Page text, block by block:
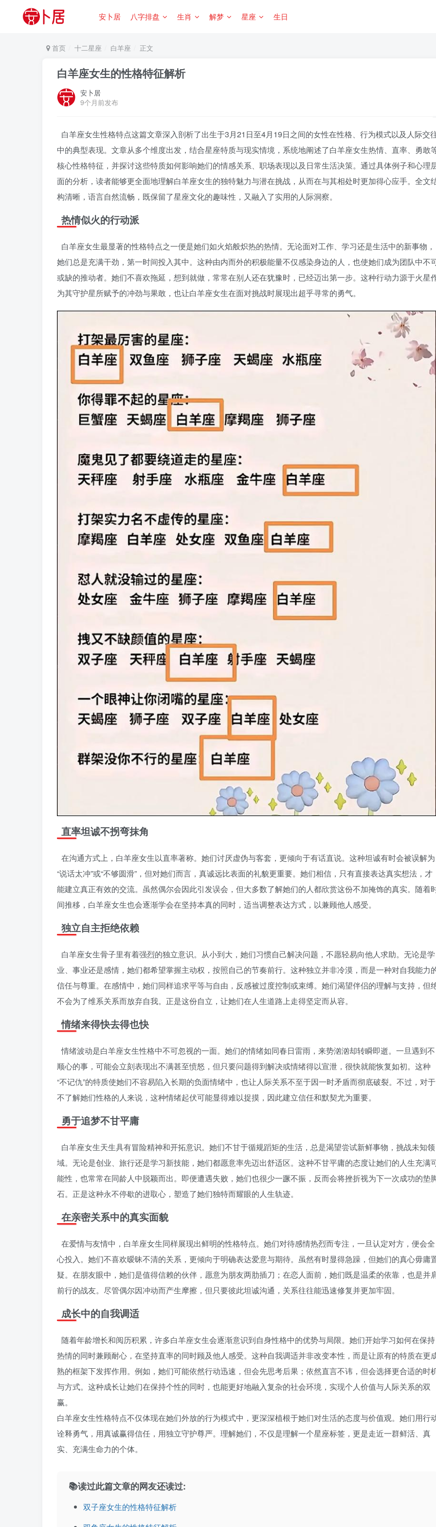
安卜居 八字排盘 生肖 解梦 星座 生日
首页 十二星座 白羊座 正文
白羊座女生的性格特征解析
安卜居
9个月前发布
白羊座女生性格特点这篇文章深入剖析了出生于3月21日至4月19日之间的女性在性格、行为模式以及人际交
中的典型表现。文章从多个维度出发，结合星座特质与现实情境，系统地阐述了白羊座女生热情、直率、勇敢
核心性格特征，并探讨这些特质如何影响她们的情感关系、职场表现以及日常生活决策。通过具体例子和心理
面的分析，读者能够更全面地理解白羊座女生的独特魅力与潜在挑战，从而在与其相处时更加得心应手。全文
构清晰，语言自然流畅，既保留了星座文化的趣味性，又融入了实用的人际洞察。
热情似火的行动派
白羊座女生最显著的性格特点之一便是她们如火焰般炽热的热情。无论面对工作、学习还是生活中的新事物，
她们总是充满干劲，第一时间投入其中。这种由内而外的积极能量不仅感染身边的人，也使她们成为团队中不
或缺的推动者。她们不喜欢拖延，想到就做，常常在别人还在犹豫时，已经迈出第一步。这种行动力源于火星
为其守护星所赋予的冲劲与果敢，也让白羊座女生在面对挑战时展现出超乎寻常的勇气。
直率坦诚不拐弯抹角
在沟通方式上，白羊座女生以直率著称。她们讨厌虚伪与客套，更倾向于有话直说。这种坦诚有时会被误解为
“说话太冲”或“不够圆滑”，但对她们而言，真诚远比表面的礼貌更重要。她们相信，只有直接表达真实想法，才
能建立真正有效的交流。虽然偶尔会因此引发误会，但大多数了解她们的人都欣赏这份不加掩饰的真实。随着
间推移，白羊座女生也会逐渐学会在坚持本真的同时，适当调整表达方式，以兼顾他人感受。
独立自主拒绝依赖
白羊座女生骨子里有着强烈的独立意识。从小到大，她们习惯自己解决问题，不愿轻易向他人求助。无论是学
业、事业还是感情，她们都希望掌握主动权，按照自己的节奏前行。这种独立并非冷漠，而是一种对自我能力
信任与尊重。在感情中，她们同样追求平等与自由，反感被过度控制或束缚。她们渴望伴侣的理解与支持，但
不会为了维系关系而放弃自我。正是这份自立，让她们在人生道路上走得坚定而从容。
情绪来得快去得也快
情绪波动是白羊座女生性格中不可忽视的一面。她们的情绪如同春日雷雨，来势汹汹却转瞬即逝。一旦遇到不
顺心的事，可能会立刻表现出不满甚至愤怒，但只要问题得到解决或情绪得以宣泄，很快就能恢复如初。这种
“不记仇”的特质使她们不容易陷入长期的负面情绪中，也让人际关系不至于因一时矛盾而彻底破裂。不过，对于
不了解她们性格的人来说，这种情绪起伏可能显得难以捉摸，因此建立信任和默契尤为重要。
勇于追梦不甘平庸
白羊座女生天生具有冒险精神和开拓意识。她们不甘于循规蹈矩的生活，总是渴望尝试新鲜事物，挑战未知领
域。无论是创业、旅行还是学习新技能，她们都愿意率先迈出舒适区。这种不甘平庸的态度让她们的人生充满
能性，也常常在同龄人中脱颖而出。即便遭遇失败，她们也很少一蹶不振，反而会将挫折视为下一次成功的垫
石。正是这种永不停歇的进取心，塑造了她们独特而耀眼的人生轨迹。
在亲密关系中的真实面貌
在爱情与友情中，白羊座女生同样展现出鲜明的性格特点。她们对待感情热烈而专注，一旦认定对方，便会全
心投入。她们不喜欢暧昧不清的关系，更倾向于明确表达爱意与期待。虽然有时显得急躁，但她们的真心毋庸
疑。在朋友眼中，她们是值得信赖的伙伴，愿意为朋友两肋插刀；在恋人面前，她们既是温柔的依靠，也是并
前行的战友。尽管偶尔因冲动而产生摩擦，但只要彼此坦诚沟通，关系往往能迅速修复并更加牢固。
成长中的自我调适
随着年龄增长和阅历积累，许多白羊座女生会逐渐意识到自身性格中的优势与局限。她们开始学习如何在保持
热情的同时兼顾耐心，在坚持直率的同时顾及他人感受。这种自我调适并非改变本性，而是让原有的特质在更
熟的框架下发挥作用。例如，她们可能依然行动迅速，但会先思考后果；依然直言不讳，但会选择更合适的时
与方式。这种成长让她们在保持个性的同时，也能更好地融入复杂的社会环境，实现个人价值与人际关系的双
赢。
白羊座女生性格特点不仅体现在她们外放的行为模式中，更深深植根于她们对生活的态度与价值观。她们用行
诠释勇气，用真诚赢得信任，用独立守护尊严。理解她们，不仅是理解一个星座标签，更是走近一群鲜活、真
实、充满生命力的个体。
📚读过此篇文章的网友还读过:
双子座女生的性格特征解析